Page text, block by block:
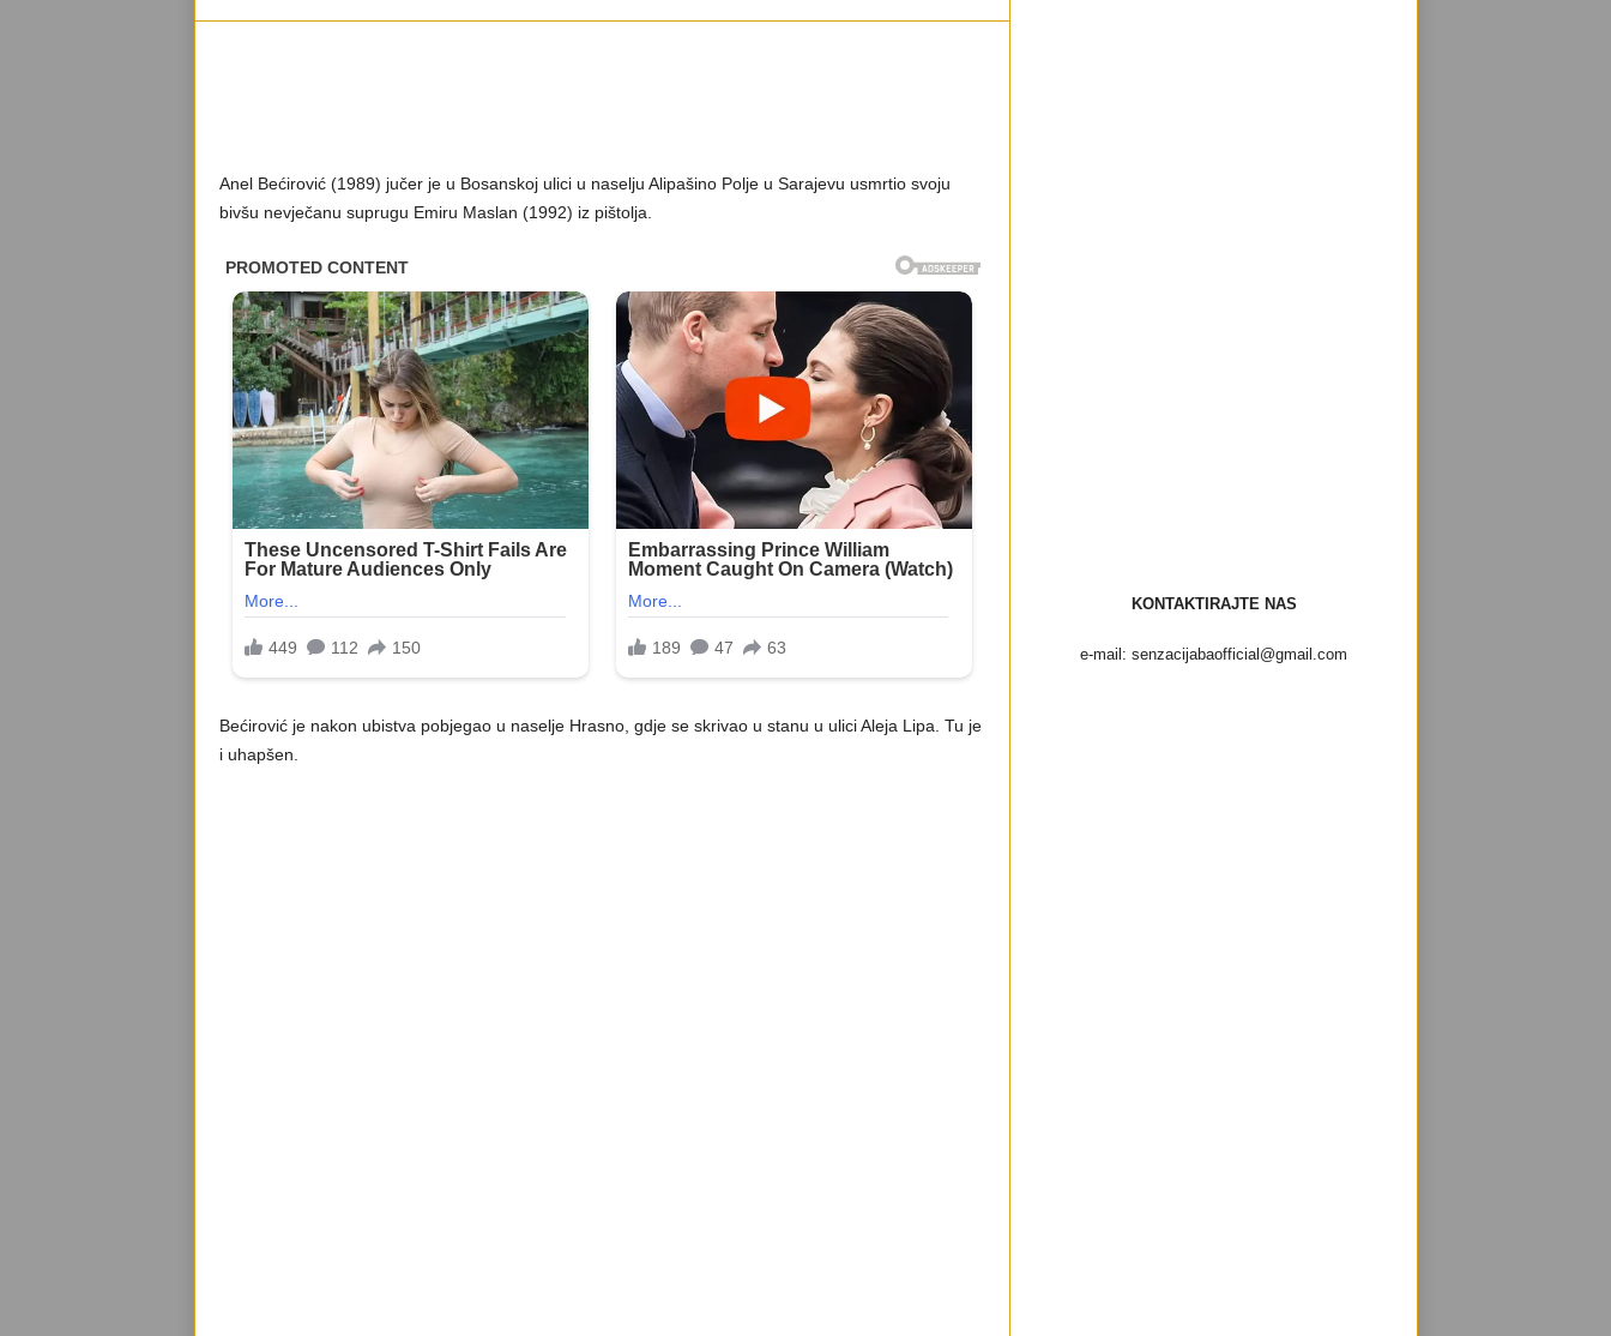
Anel Bećirović (1989) jučer je u Bosanskoj ulici u naselju Alipašino Polje u Sarajevu usmrtio svoju
bivšu nevječanu suprugu Emiru Maslan (1992) iz pištolja.
Bećirović je nakon ubistva pobjegao u naselje Hrasno, gdje se skrivao u stanu u ulici Aleja Lipa. Tu je
i uhapšen.
KONTAKTIRAJTE NAS
e-mail: senzacijabaofficial@gmail.com